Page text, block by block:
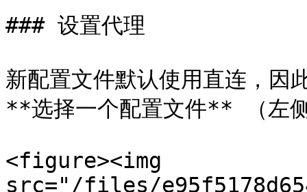
### 设置代理
新配置文件默认使用直连，因
**选择一个配置文件** （左
<figure><img
src="/files/